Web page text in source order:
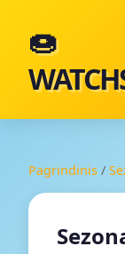
🍩
Pagrindinis /